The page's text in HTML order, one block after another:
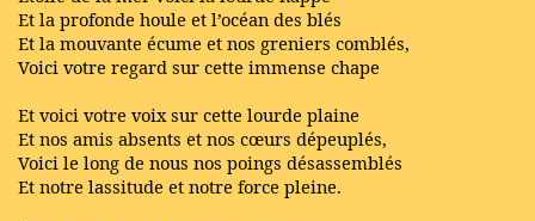
Et la profonde houle et l’océan des blés
Et la mouvante écume et nos greniers comblés,
Voici votre regard sur cette immense chape
Et voici votre voix sur cette lourde plaine
Et nos amis absents et nos cœurs dépeuplés,
Voici le long de nous nos poings désassemblés
Et notre lassitude et notre force pleine.